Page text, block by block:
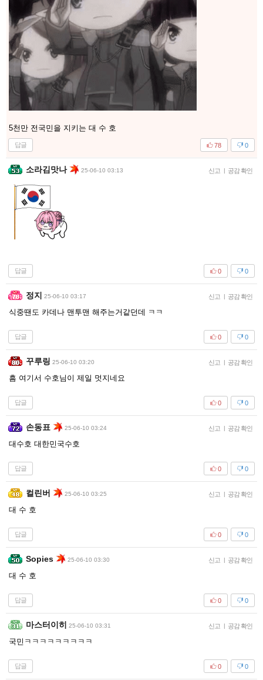
5천만 전국민을 지키는 대 수 호
답글 0
78
소라김맛나 25-06-10 03:13 신고 | 공감 확인
답글 0
0
정지 25-06-10 03:17 신고 | 공감 확인
식중땐도 카데나 맨투맨 해주는거같던데 ㅋㅋ
답글 0
0
꾸루링 25-06-10 03:20 신고 | 공감 확인
흠 여기서 수호님이 제일 멋지네요
답글 0
0
손동표 25-06-10 03:24 신고 | 공감 확인
대수호 대한민국수호
답글 0
0
컬린버 25-06-10 03:25 신고 | 공감 확인
대 수 호
답글 0
0
Sopies 25-06-10 03:30 신고 | 공감 확인
대 수 호
답글 0
0
마스터이히 25-06-10 03:31 신고 | 공감 확인
국민ㅋㅋㅋㅋㅋㅋㅋㅋㅋ
답글 0
0